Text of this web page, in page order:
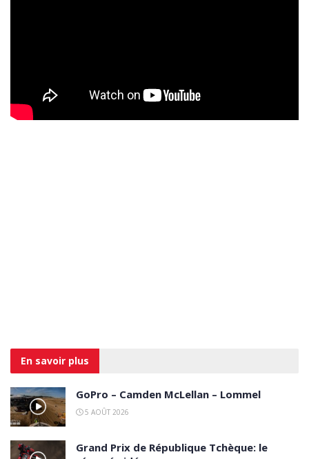
En savoir plus
GoPro – Camden McLellan – Lommel
5 AOÛT 2026
Grand Prix de République Tchèque: le